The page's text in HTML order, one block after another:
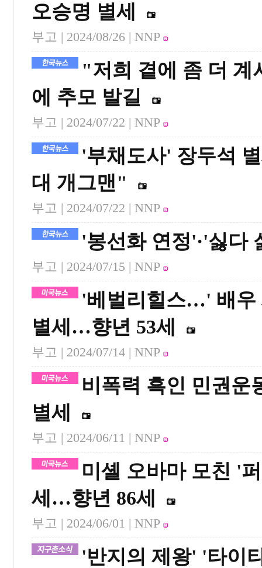
오승명 별세
부고 | 2024/08/26 | NNP
"저희 곁에 좀 더
에 추모 발길
부고 | 2024/07/22 | NNP
'부채도사' 장두석
대 개그맨"
부고 | 2024/07/22 | NNP
'봉선화 연정'·'싫다
부고 | 2024/07/15 | NNP
'베벌리힐스…' 배우
별세…향년 53세
부고 | 2024/07/14 | NNP
비폭력 흑인 민권운
별세
부고 | 2024/06/11 | NNP
미셸 오바마 모친 '
세…향년 86세
부고 | 2024/06/01 | NNP
'반지의 제왕' '타이